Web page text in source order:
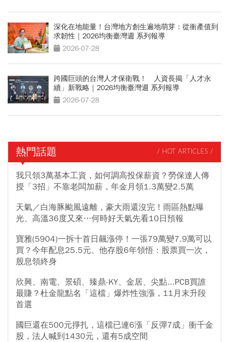
深化在地能量！台灣地方創生遍地萌芽：從衝產值到
求韌性｜2026均衡臺灣週 系列報導
2026-07-28
跨國巨頭的台灣人才保衛戰！ 人資長揭「人才永
續」新戰略｜2026均衡臺灣週 系列報導
2026-07-28
熱門話題 / HOT ARTICLES /
我只領3萬基本工資，如何調高投保薪資？勞保達人傳
授「3招」不靠老闆加薪，年金月領1.3萬變2.5萬
天氣／白海豚颱風遠離，豪大雨還沒完！雨區熱點曝
光、高溫36度又來…何時好天氣先看10日預報
寶雅(5904)一拆十首日飆漲停！一張79萬變7.9萬可以
買？今年配息25.5元、他存股6年領悟：股票買一次，
股息領終身
欣興、南電、景碩、臻鼎-KY、金居、尖點...PCB買誰
最賺？杜金龍點名「這檔」爆炸性強漲，11月末升段
首選
國巨還在500元掙扎，這檔已連6漲「反彈7成」衝千金
股，法人喊到1430元，還有5成空間